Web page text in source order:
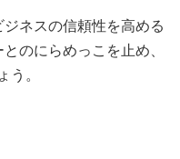
ネスの信頼性を高める
のにらめっこを止め、
う。